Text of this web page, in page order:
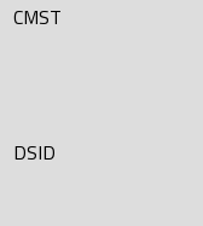
CMST
DSID